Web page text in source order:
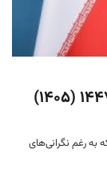
به رغم نگرانی‌های